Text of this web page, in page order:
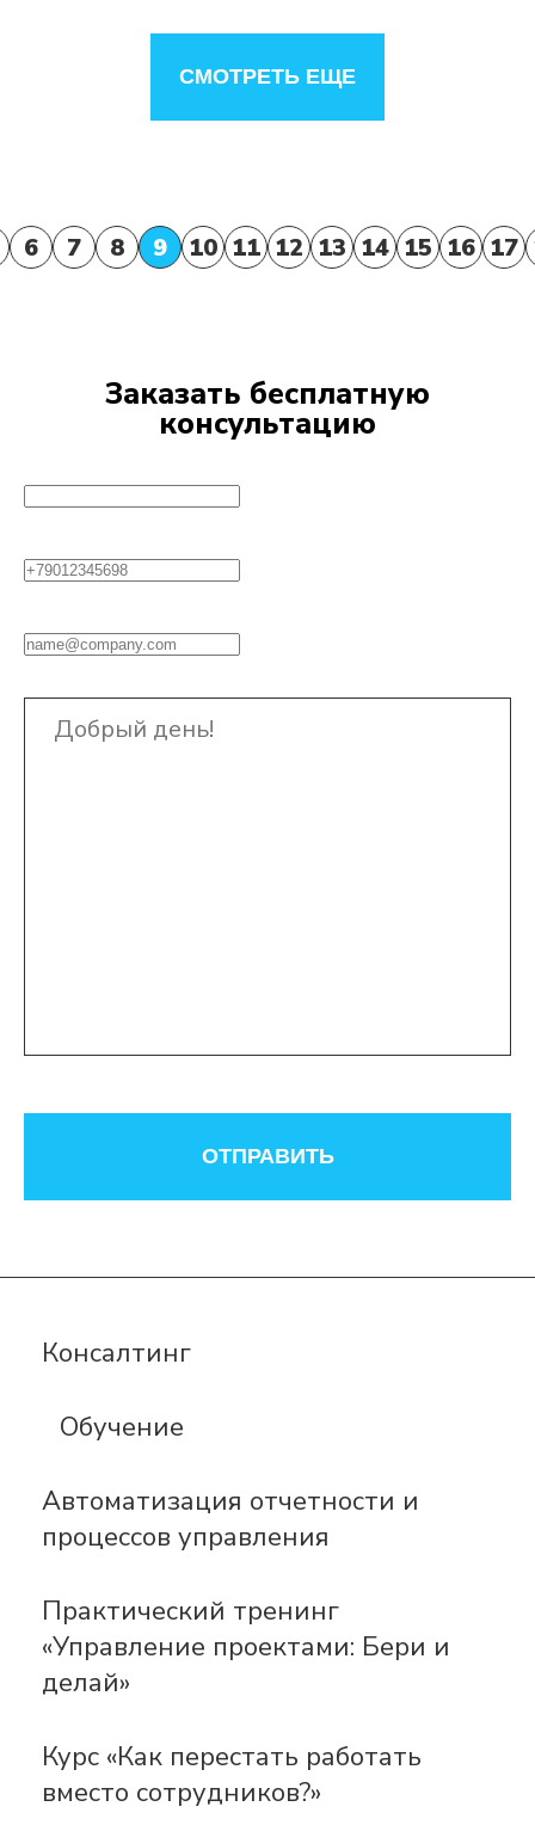
СМОТРЕТЬ ЕЩЕ
6 7 8 9 10 11 12 13 14 15 16 17
Заказать бесплатную
консультацию
ОТПРАВИТЬ
Консалтинг
Обучение
Автоматизация отчетности и
процессов управления
Практический тренинг
«Управление проектами: Бери и
делай»
Курс «Как перестать работать
вместо сотрудников?»